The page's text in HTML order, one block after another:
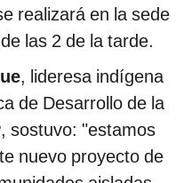
realizará en la sede
las 2 de la tarde.
, lideresa indígena
de Desarrollo de la
, sostuvo: "estamos
nuevo proyecto de